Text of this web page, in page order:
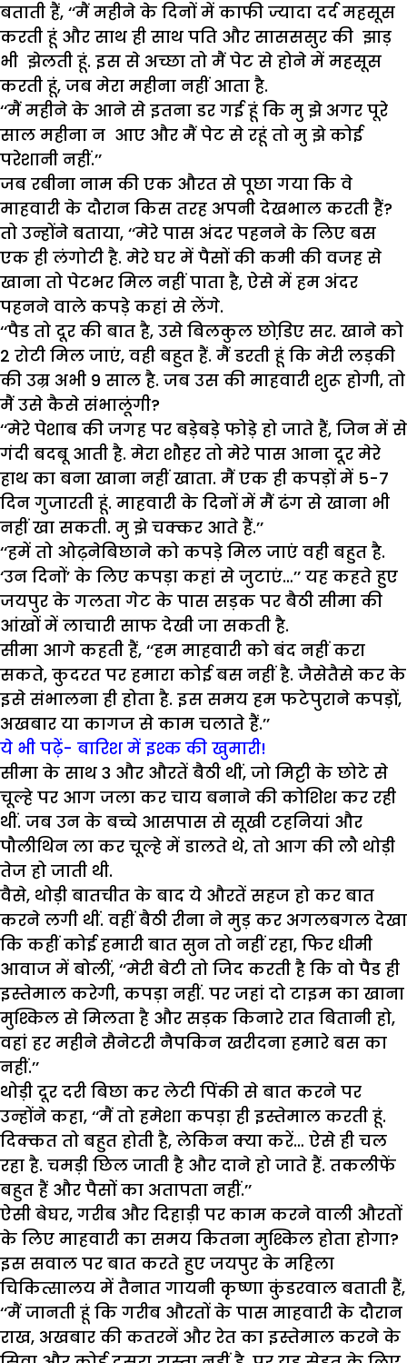
बताती हैं, ‘‘मैं महीने के दिनों में काफी ज्यादा दर्द महसूस
करती हूं और साथ ही साथ पति और सासससुर की झाड़
भी झेलती हूं. इस से अच्छा तो मैं पेट से होने में महसूस
करती हूं, जब मेरा महीना नहीं आता है.
‘‘मैं महीने के आने से इतना डर गई हूं कि मु झे अगर पूरे
साल महीना न आए और मैं पेट से रहूं तो मु झे कोई
परेशानी नहीं.’’
जब रबीना नाम की एक औरत से पूछा गया कि वे
माहवारी के दौरान किस तरह अपनी देखभाल करती हैं?
तो उन्होंने बताया, ‘‘मेरे पास अंदर पहनने के लिए बस
एक ही लंगोटी है. मेरे घर में पैसों की कमी की वजह से
खाना तो पेटभर मिल नहीं पाता है, ऐसे में हम अंदर
पहनने वाले कपड़े कहां से लेंगे.
‘‘पैड तो दूर की बात है, उसे बिलकुल छोडि़ए सर. खाने को
2 रोटी मिल जाएं, वही बहुत हैं. मैं डरती हूं कि मेरी लड़की
की उम्र अभी 9 साल है. जब उस की माहवारी शुरू होगी, तो
मैं उसे कैसे संभालूंगी?
‘‘मेरे पेशाब की जगह पर बड़ेबड़े फोड़े हो जाते हैं, जिन में से
गंदी बदबू आती है. मेरा शौहर तो मेरे पास आना दूर मेरे
हाथ का बना खाना नहीं खाता. मैं एक ही कपड़ों में 5-7
दिन गुजारती हूं. माहवारी के दिनों में मैं ढंग से खाना भी
नहीं खा सकती. मु झे चक्कर आते हैं.’’
‘‘हमें तो ओढ़नेबिछाने को कपड़े मिल जाएं वही बहुत है.
‘उन दिनों’ के लिए कपड़ा कहां से जुटाएं…’’ यह कहते हुए
जयपुर के गलता गेट के पास सड़क पर बैठी सीमा की
आंखों में लाचारी साफ देखी जा सकती है.
सीमा आगे कहती हैं, ‘‘हम माहवारी को बंद नहीं करा
सकते, कुदरत पर हमारा कोई बस नहीं है. जैसेतैसे कर के
इसे संभालना ही होता है. इस समय हम फटेपुराने कपड़ों,
अखबार या कागज से काम चलाते हैं.’’
ये भी पढ़ें- बारिश में इश्क की खुमारी!
सीमा के साथ 3 और औरतें बैठी थीं, जो मिट्टी के छोटे से
चूल्हे पर आग जला कर चाय बनाने की कोशिश कर रही
थीं. जब उन के बच्चे आसपास से सूखी टहनियां और
पौलीथिन ला कर चूल्हे में डालते थे, तो आग की लौ थोड़ी
तेज हो जाती थी.
वैसे, थोड़ी बातचीत के बाद ये औरतें सहज हो कर बात
करने लगी थीं. वहीं बैठी रीना ने मुड़ कर अगलबगल देखा
कि कहीं कोई हमारी बात सुन तो नहीं रहा, फिर धीमी
आवाज में बोलीं, ‘‘मेरी बेटी तो जिद करती है कि वो पैड ही
इस्तेमाल करेगी, कपड़ा नहीं. पर जहां दो टाइम का खाना
मुश्किल से मिलता है और सड़क किनारे रात बितानी हो,
वहां हर महीने सैनेटरी नैपकिन खरीदना हमारे बस का
नहीं.’’
थोड़ी दूर दरी बिछा कर लेटी पिंकी से बात करने पर
उन्होंने कहा, ‘‘मैं तो हमेशा कपड़ा ही इस्तेमाल करती हूं.
दिक्कत तो बहुत होती है, लेकिन क्या करें… ऐसे ही चल
रहा है. चमड़ी छिल जाती है और दाने हो जाते हैं. तकलीफें
बहुत हैं और पैसों का अतापता नहीं.’’
ऐसी बेघर, गरीब और दिहाड़ी पर काम करने वाली औरतों
के लिए माहवारी का समय कितना मुश्किल होता होगा?
इस सवाल पर बात करते हुए जयपुर के महिला
चिकित्सालय में तैनात गायनी कृष्णा कुंडरवाल बताती हैं,
‘‘मैं जानती हूं कि गरीब औरतों के पास माहवारी के दौरान
राख, अखबार की कतरनें और रेत का इस्तेमाल करने के